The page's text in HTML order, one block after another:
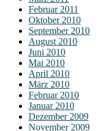
Februar 2011
Oktober 2010
September 2010
August 2010
Juni 2010
Mai 2010
April 2010
März 2010
Februar 2010
Januar 2010
Dezember 2009
November 2009